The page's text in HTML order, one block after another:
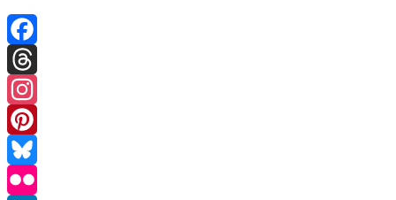
Facebook
Threads
Instagram
Pinterest
Bluesky